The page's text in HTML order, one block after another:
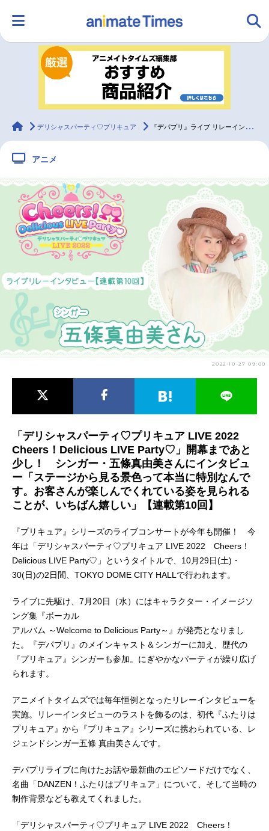
ランキング アニメ
ラジオ みんなの声 グッズ
2.5次元 配信・Vtuber トレンド 無料マンガ
最新記事一覧
声優記事一覧
アニメ映画一覧 実写化映画一覧
今期アニメ曜日別一覧
春アニメ 夏アニメ
男性声優/女性声優一覧
animateTimes
デリシャスパーティ♡プリキュア 『デパプリ』ライブ リレーインタビュー 五條真由美【連載第10回】
アニメ
2022-10-27 09:00
「デリシャスパーティ♡プリキュア LIVE 2022
Cheers！Delicious LIVE Party♡」開幕まであと
少し！ シンガー・五條真由美さんにインタビュ
ー「ステージから見る景色って本当に特別なんで
す。お客さんが楽しんでくれている姿を見られる
ことが、いちばん嬉しい」【連載第10回】
『プリキュア』シリーズのライブコンサートが今年も開催！ 今
年は「デリシャスパーティ♡プリキュア LIVE 2022 Cheers！
Delicious LIVE Party♡」というタイトルで、10月29日(土)・
30(日)の2日間、TOKYO DOME CITY HALLで行われます。
ライブに先駆け、7月20日（水）にはキャラクター・イメージソ
ング集『ボーカル
アルバム ～Welcome to Delicious Party～』が発売となりまし
た。『デパプリ』のメインキャスト＆シンガーに加え、歴代の
『プリキュア』シンガーも参加。にぎやかなパーティが繰り広げ
られます。
アニメイトタイムズでは毎年恒例となったリレーインタビューを
実施。リレーインタビューのラストを飾るのは、初代『ふたりは
プリキュア』から『プリキュア』シリーズに携わられている、レ
ジェンドシンガー五條 真由美さんです。
デパプリライブに向けたお話や最新曲のエピソードだけでなく、
名曲「DANZEN！ふたりはプリキュア」について、そして当時の
制作背景なども教えてくれました。
「デリシャスパーティ♡プリキュア LIVE 2022 Cheers！